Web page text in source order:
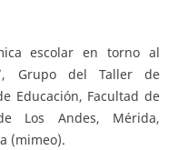
escolar en torno al
Grupo del Taller de
Educación, Facultad de
Los Andes, Mérida,
(mimeo).